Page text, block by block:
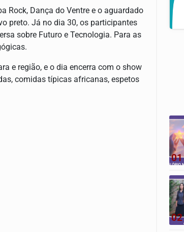
Rock, Dança do Ventre e o aguardado
preto. Já no dia 30, os participantes
sobre Futuro e Tecnologia. Para as
e região, e o dia encerra com o show
comidas típicas africanas, espetos
01
02